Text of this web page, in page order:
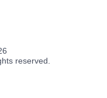
reserved.